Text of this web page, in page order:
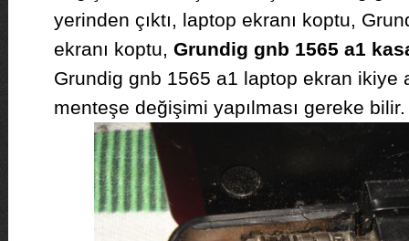
yerinden çıktı, laptop ekranı koptu,
ekranı koptu, Grundig gnb 1565 a1
Grundig gnb 1565 a1 laptop ekran ikiye
menteşe değişimi yapılması gereke bilir.